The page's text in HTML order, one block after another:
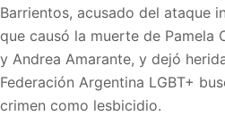
Barrientos, acusado del ataque
que causó la muerte de Pamela
y Andrea Amarante, y dejó
Federación Argentina LGBT+
crimen como lesbicidio.